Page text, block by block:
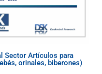
Sector Artículos para
orinales, biberones)